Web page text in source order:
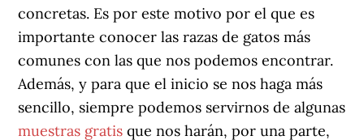
concretas. Es por este motivo por el que es
importante conocer las razas de gatos más
comunes con las que nos podemos encontrar.
Además, y para que el inicio se nos haga más
sencillo, siempre podemos servirnos de algunas
muestras gratis que nos harán, por una parte,